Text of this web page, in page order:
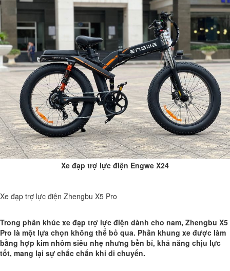
Xe đạp trợ lực điện Engwe X24
Xe đạp trợ lực điện Zhengbu X5 Pro
Trong phân khúc xe đạp trợ lực điện dành cho nam, Zhengbu X5
Pro là một lựa chọn không thể bỏ qua. Phần khung xe được làm
bằng hợp kim nhôm siêu nhẹ nhưng bền bỉ, khả năng chịu lực
tốt, mang lại sự chắc chắn khi di chuyển.